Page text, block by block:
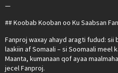
—
## Koobab Kooban oo Ku Saabsan
Fanproj waxay ahayd aragti fudud: sii
laakiin af Somaali – si Soomaali meel
Maanta, kumanaan qof ayaa
jecel Fanproj.